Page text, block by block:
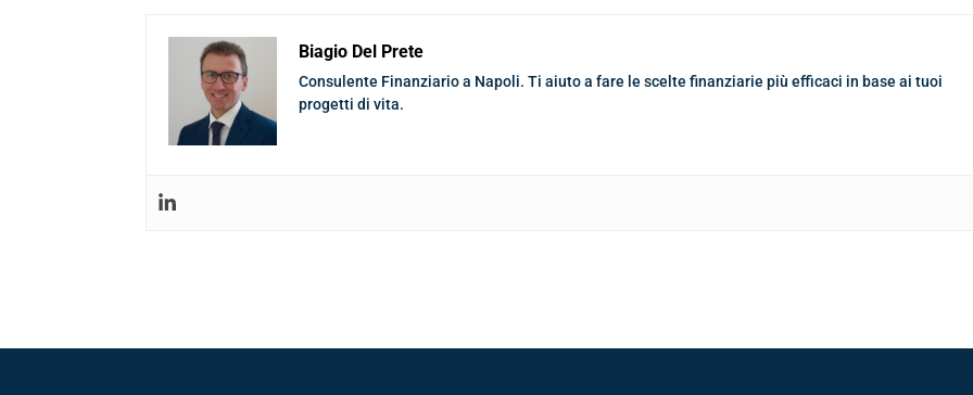
Biagio Del Prete
Consulente Finanziario a Napoli. Ti aiuto a fare le scelte finanziarie più efficaci in base ai tuoi
progetti di vita.